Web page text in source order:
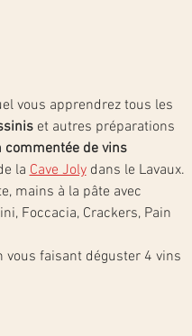
vous apprendrez tous les
et autres préparations
commentée de vins
la Cave Joly dans le Lavaux.
mains à la pâte avec
Foccacia, Crackers, Pain
vous faisant déguster 4 vins